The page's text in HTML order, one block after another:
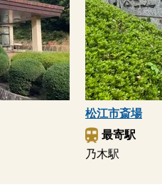
松江市斎場
最寄駅
乃木駅